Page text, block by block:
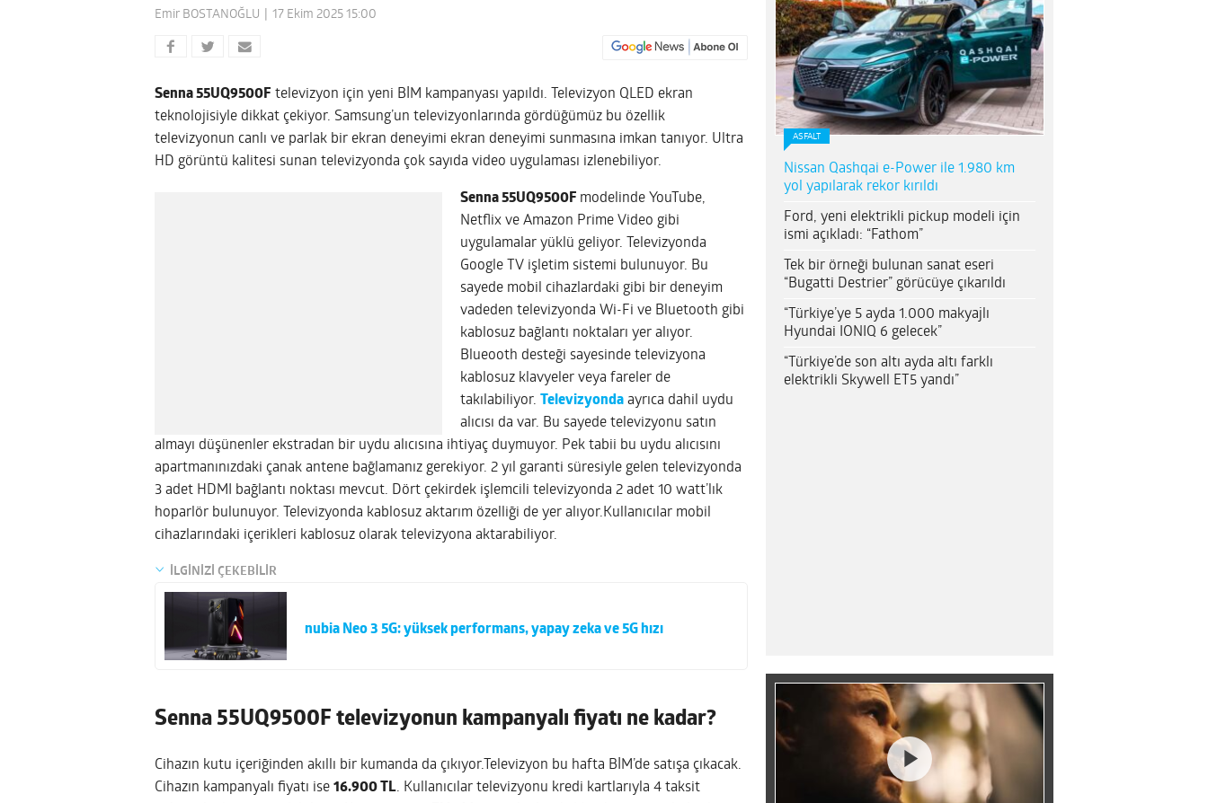
Emir BOSTANOĞLU 17 Ekim 2025 15:00
Senna 55UQ9500F televizyon için yeni BİM kampanyası yapıldı. Televizyon QLED ekran
teknolojisiyle dikkat çekiyor. Samsung’un televizyonlarında gördüğümüz bu özellik
televizyonun canlı ve parlak bir ekran deneyimi ekran deneyimi sunmasına imkan tanıyor. Ultra
HD görüntü kalitesi sunan televizyonda çok sayıda video uygulaması izlenebiliyor.
Senna 55UQ9500F modelinde YouTube,
Netflix ve Amazon Prime Video gibi
uygulamalar yüklü geliyor. Televizyonda
Google TV işletim sistemi bulunuyor. Bu
sayede mobil cihazlardaki gibi bir deneyim
vadeden televizyonda Wi-Fi ve Bluetooth gibi
kablosuz bağlantı noktaları yer alıyor.
Blueooth desteği sayesinde televizyona
kablosuz klavyeler veya fareler de
takılabiliyor. Televizyonda ayrıca dahil uydu
alıcısı da var. Bu sayede televizyonu satın
almayı düşünenler ekstradan bir uydu alıcısına ihtiyaç duymuyor. Pek tabii bu uydu alıcısını
apartmanınızdaki çanak antene bağlamanız gerekiyor. 2 yıl garanti süresiyle gelen televizyonda
3 adet HDMI bağlantı noktası mevcut. Dört çekirdek işlemcili televizyonda 2 adet 10 watt’lık
hoparlör bulunuyor. Televizyonda kablosuz aktarım özelliği de yer alıyor.Kullanıcılar mobil
cihazlarındaki içerikleri kablosuz olarak televizyona aktarabiliyor.
İLGİNİZİ ÇEKEBİLİR
nubia Neo 3 5G: yüksek performans, yapay zeka ve 5G hızı
Senna 55UQ9500F televizyonun kampanyalı fiyatı ne kadar?
Cihazın kutu içeriğinden akıllı bir kumanda da çıkıyor.Televizyon bu hafta BİM’de satışa çıkacak.
Cihazın kampanyalı fiyatı ise 16.900 TL. Kullanıcılar televizyonu kredi kartlarıyla 4 taksit
ASFALT
Nissan Qashqai e-Power ile 1.980 km
yol yapılarak rekor kırıldı
Ford, yeni elektrikli pickup modeli için
ismi açıkladı: “Fathom”
Tek bir örneği bulunan sanat eseri
“Bugatti Destrier” görücüye çıkarıldı
“Türkiye’ye 5 ayda 1.000 makyajlı
Hyundai IONIQ 6 gelecek”
“Türkiye’de son altı ayda altı farklı
elektrikli Skywell ET5 yandı”